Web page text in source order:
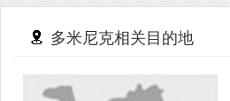
多米尼克相关目的地